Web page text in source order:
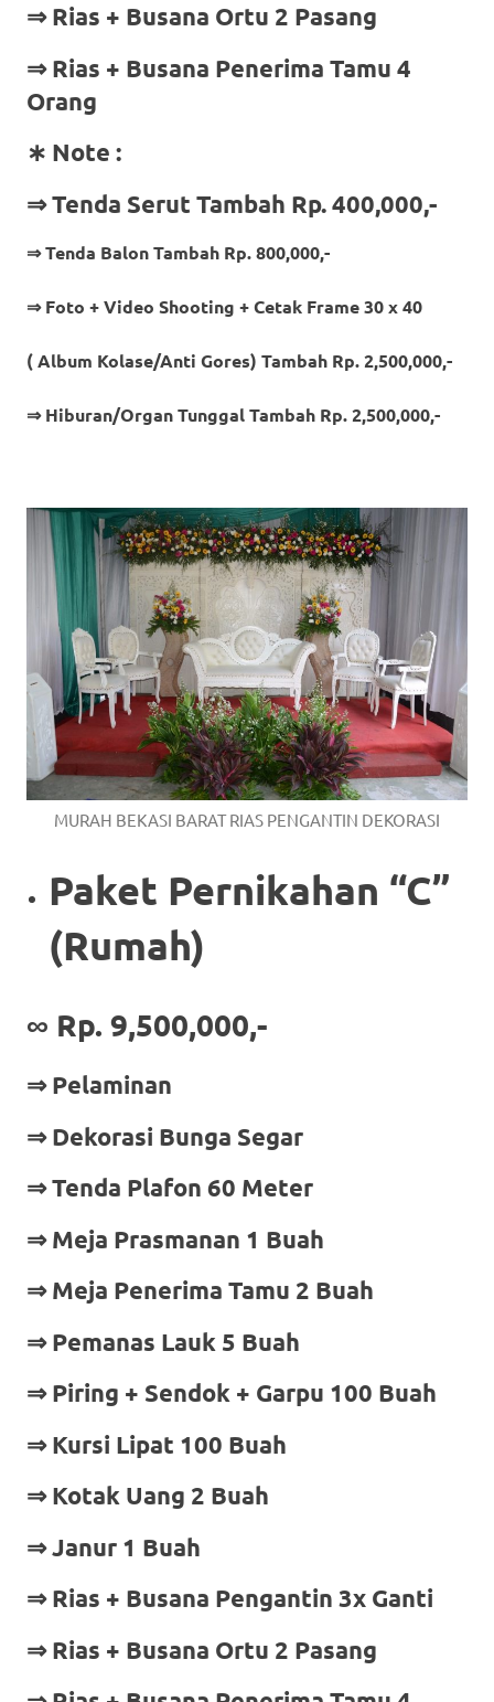
⇒ Rias + Busana Ortu 2 Pasang
⇒ Rias + Busana Penerima Tamu 4
Orang
∗ Note :
⇒ Tenda Serut Tambah Rp. 400,000,-
⇒ Tenda Balon Tambah Rp. 800,000,-
⇒ Foto + Video Shooting + Cetak Frame 30 x 40
( Album Kolase/Anti Gores) Tambah Rp. 2,500,000,-
⇒ Hiburan/Organ Tunggal Tambah Rp. 2,500,000,-
MURAH BEKASI BARAT RIAS PENGANTIN DEKORASI
Paket Pernikahan “C”
(Rumah)
∞ Rp. 9,500,000,-
⇒ Pelaminan
⇒ Dekorasi Bunga Segar
⇒ Tenda Plafon 60 Meter
⇒ Meja Prasmanan 1 Buah
⇒ Meja Penerima Tamu 2 Buah
⇒ Pemanas Lauk 5 Buah
⇒ Piring + Sendok + Garpu 100 Buah
⇒ Kursi Lipat 100 Buah
⇒ Kotak Uang 2 Buah
⇒ Janur 1 Buah
⇒ Rias + Busana Pengantin 3x Ganti
⇒ Rias + Busana Ortu 2 Pasang